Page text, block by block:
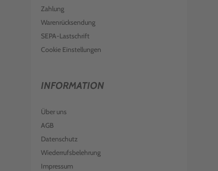
Zahlung
Warenrücksendung
SEPA-Lastschrift
Cookie Einstellungen
INFORMATION
Über uns
AGB
Datenschutz
Wiederrufsbelehrung
Impressum